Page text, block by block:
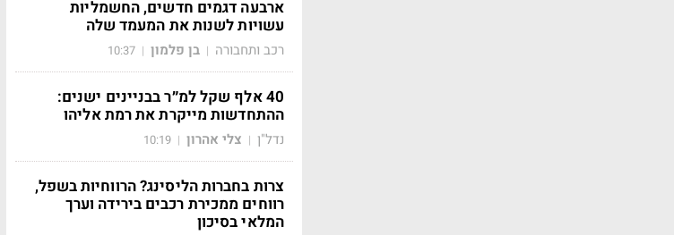
ארבעה דגמים חדשים, החשמליות
עשויות לשנות את המעמד שלה
רכב ותחבורה | בן פלמון |
10:37
40 אלף שקל למ״ר בבניינים ישנים:
ההתחדשות מייקרת את רמת אליהו
נדל"ן | צלי אהרון |
10:19
צרות בחברות הליסינג? הרווחיות בשפל,
רווחים ממכירת רכבים בירידה וערך
המלאי בסיכון